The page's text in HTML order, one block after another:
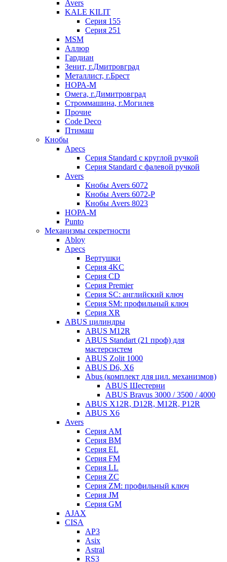
Avers
KALE KILIT
Серия 155
Серия 251
MSM
Аллюр
Гардиан
Зенит, г.Дмитровград
Металлист, г.Брест
НОРА-М
Омега, г.Димитровград
Строммашина, г.Могилев
Прочие
Code Deco
Птимаш
Кнобы
Apecs
Серия Standard с круглой ручкой
Серия Standard с фалевой ручкой
Avers
Кнобы Avers 6072
Кнобы Avers 6072-P
Кнобы Avers 8023
НОРА-М
Punto
Механизмы секретности
Abloy
Apecs
Вертушки
Серия 4KC
Серия CD
Серия Premier
Серия SC: английский ключ
Серия SM: профильный ключ
Серия XR
ABUS цилиндры
ABUS M12R
ABUS Standart (21 проф) для
мастерсистем
ABUS Zolit 1000
ABUS D6, X6
Abus (комплект для цил. механизмов)
ABUS Шестерни
ABUS Bravus 3000 / 3500 / 4000
ABUS X12R, D12R, M12R, P12R
ABUS X6
Avers
Серия AM
Серия BM
Серия EL
Серия FM
Серия LL
Серия ZC
Серия ZM: профильный ключ
Серия JM
Серия GM
AJAX
CISA
AP3
Asix
Astral
RS3